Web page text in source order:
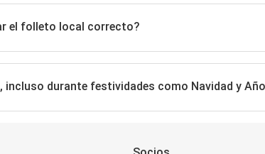
el folleto local correcto?
, incluso durante festividades como Navidad y